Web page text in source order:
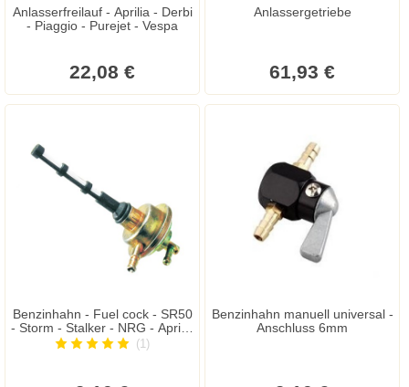
Anlasserfreilauf - Aprilia - Derbi
- Piaggio - Purejet - Vespa
22,08 €
Anlassergetriebe
61,93 €
Benzinhahn - Fuel cock - SR50
- Storm - Stalker - NRG - Aprilia
RS - Kymco K12 - Top Boy -
F12 - F15 - Speedfight - Ovetto
(1)
Benzinhahn manuell universal -
Anschluss 6mm